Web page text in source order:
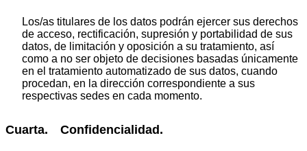
Los/as titulares de los datos podrán ejercer sus derechos
de acceso, rectificación, supresión y portabilidad de sus
datos, de limitación y oposición a su tratamiento, así
como a no ser objeto de decisiones basadas únicamente
en el tratamiento automatizado de sus datos, cuando
procedan, en la dirección correspondiente a sus
respectivas sedes en cada momento.
Cuarta. Confidencialidad.